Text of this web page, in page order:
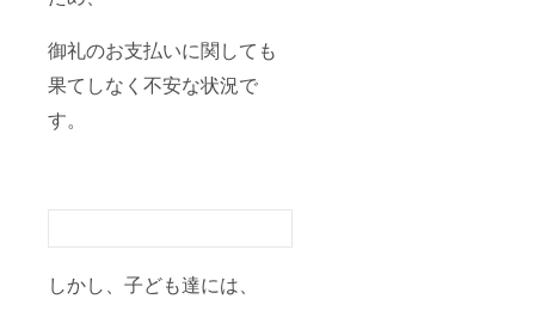
御礼のお支払いに関しても
果てしなく不安な状況で
す。
しかし、子ども達には、